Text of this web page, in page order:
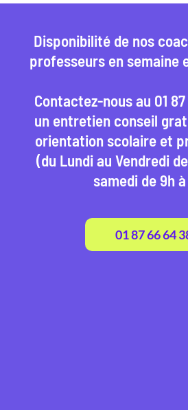
Disponibilité de nos
professeurs en semaine
Contactez-nous au 01
un entretien conseil
orientation scolaire et
(du Lundi au Vendredi
samedi de 9h à
01 87 66 64